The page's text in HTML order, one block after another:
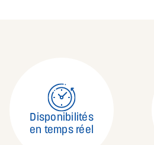
Disponibilités
en temps réel